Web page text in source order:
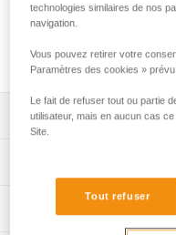
Descriptif
Regroupement par cinq.
technologies similaires de nos
navigation.
Vous pouvez retirer votre
Paramètres des cookies »
Le fait de refuser tout ou partie
utilisateur, mais en aucun cas
Site.
Tout refuser